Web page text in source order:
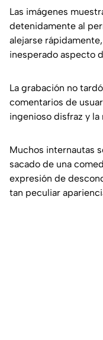
Las imágenes
detenidamente al
alejarse
inesperado aspecto
La grabación no
comentarios de
ingenioso disfraz y
Muchos internautas
sacado de una
expresión de
tan peculiar